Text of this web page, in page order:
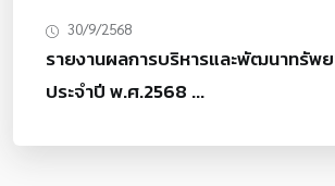
30/9/2568
รายงานผลการบริหารและพัฒนาทรัพ
ประจำปี พ.ศ.2568 ...